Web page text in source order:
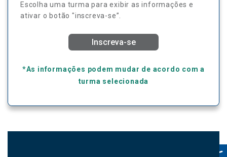
Escolha uma turma para exibir as informações e
ativar o botão "inscreva-se”.
Inscreva-se
*As informações podem mudar de acordo com a
turma selecionada